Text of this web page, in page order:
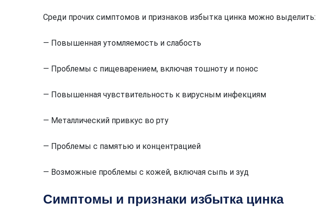
Среди прочих симптомов и признаков избытка цинка можно выделить:
— Повышенная утомляемость и слабость
— Проблемы с пищеварением, включая тошноту и понос
— Повышенная чувствительность к вирусным инфекциям
— Металлический привкус во рту
— Проблемы с памятью и концентрацией
— Возможные проблемы с кожей, включая сыпь и зуд
Симптомы и признаки избытка цинка